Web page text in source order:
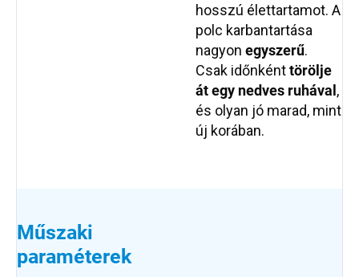
hosszú élettartamot. A
polc karbantartása
nagyon egyszerű.
Csak időnkénttörölje
át egy nedves ruhával ,
és olyan jó marad, mint
új korában.
Műszaki
paraméterek